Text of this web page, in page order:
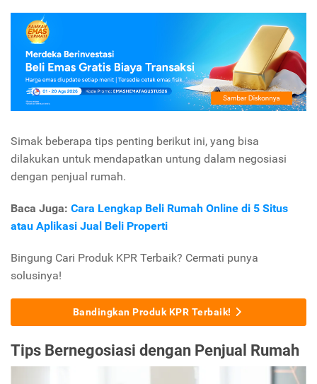
Simak beberapa tips penting berikut ini, yang bisa
dilakukan untuk mendapatkan untung dalam negosiasi
dengan penjual rumah.
Baca Juga: Cara Lengkap Beli Rumah Online di 5 Situs
atau Aplikasi Jual Beli Properti
Bingung Cari Produk KPR Terbaik? Cermati punya
solusinya!
Bandingkan Produk KPR Terbaik!
Tips Bernegosiasi dengan Penjual Rumah